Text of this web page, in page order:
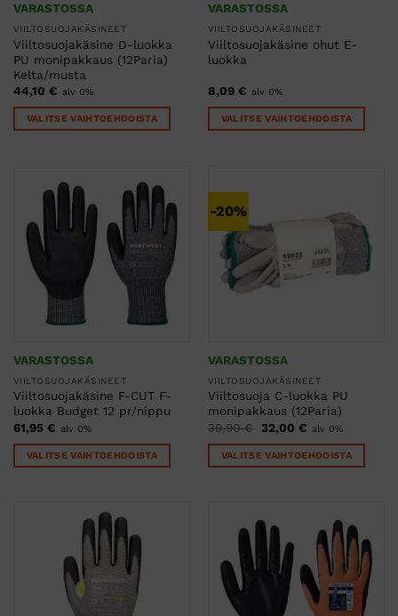
VARASTOSSA
VIILTOSUOJAKÄSINEET
Viiltosuojakäsine D-luokka
PU monipakkaus (12Paria)
Kelta/musta
44,10 € alv 0%
VALITSE VAIHTOEHDOISTA
useampi
muunnelma.
Voit
tehdä
valinnat
tuotteen
VARASTOSSA
VIILTOSUOJAKÄSINEET
Viiltosuojakäsine ohut E-
luokka
8,09 € alv 0%
VALITSE VAIHTOEHDOISTA
useampi
muunnelma.
Voit
tehdä
valinnat
tuotteen
VARASTOSSA
VIILTOSUOJAKÄSINEET
Viiltosuojakäsine F-CUT F-
luokka Budget 12 pr/nippu
61,95 € alv 0%
VALITSE VAIHTOEHDOISTA
-20%
VARASTOSSA
VIILTOSUOJAKÄSINEET
Viiltosuoja C-luokka PU
monipakkaus (12Paria)
39,90€
Alkuperäinen
hinta
oli:
39,90 €.
32,00 €Nykyinen
on:
32,00 €.
alv 0%
VALITSE VAIHTOEHDOISTA
useampi
muunnelma.
Voit
tehdä
valinnat